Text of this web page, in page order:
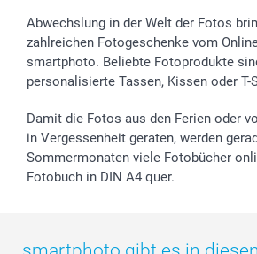
Widerrufsrecht
Zu allen Anlässen
Status der Bestellung
smartfriends
smartgarantie
smartbonus
Abwechslung in der Welt der Fotos
zahlreichen Fotogeschenke vom
smartphoto. Beliebte Fotoprodukte
personalisierte Tassen, Kissen oder T-
Damit die Fotos aus den Ferien oder
in Vergessenheit geraten, werden
Sommermonaten viele Fotobücher
Fotobuch in DIN A4 quer.